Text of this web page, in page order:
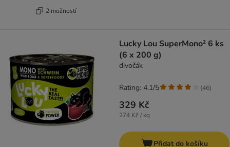
2 možností
Lucky Lou SuperMono² 6 ks
(6 x 200 g)
divočák
329 Kč
274 Kč / kg
Rating: 4.1/5 (46)
Přidat do košíku